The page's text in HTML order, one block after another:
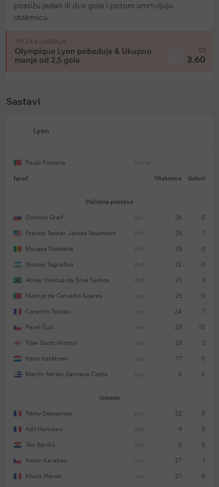
postižu jedan ili dva gola i potom umrtvljuju
utakmicu.
TIP ZA KLAĐENJE
Olympique Lyon pobeđuje & Ukupno
manje od 2,5 gola
Cf
3.60
Sastavi
Lyon
Paulo Fonseca trener
Igrač Utakmice Golovi
Početna postava
Dominik Greif gol. 26 0
Francis Tanner James Tessmann def. 25 1
Moussa Niakhaté def. 25 0
Nicolás Tagliafico def. 22 0
Abner Vinícius da Silva Santos def. 21 3
Mathys de Carvalho Soares vez. 25 0
Corentin Tolisso vez. 24 7
Pavel Šulc vez. 23 10
Tyler Scott Morton vez. 23 2
Hans Hateboer vez. 17 0
Martín Adrián Satriano Costa nap. 0 0
Izmene
Rémy Descamps gol. 22 0
Adil Hamdani def. 9 0
Téo Barišić def. 0 0
Adam Karabec vez. 27 1
Khalis Merah vez. 27 0